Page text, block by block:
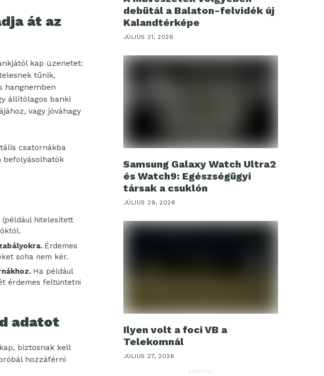
át az
kap üzenetet:
tűnik,
hangnemben
állítólagos banki
vagy jóváhagy
csatornákba
befolyásolhatók
(például hitelesített
Érdemes
soha nem kér.
Ha például
érdemes feltüntetni
adatot
biztosnak kell
hozzáférni
debütál a Balaton-felvidék új
Kalandtérképe
JÚLIUS 31, 2026
Samsung Galaxy Watch Ultra2
és Watch9: Egészségügyi
társak a csuklón
JÚLIUS 29, 2026
Ilyen volt a foci VB a
Telekomnál
JÚLIUS 27, 2026
HIRDETÉS